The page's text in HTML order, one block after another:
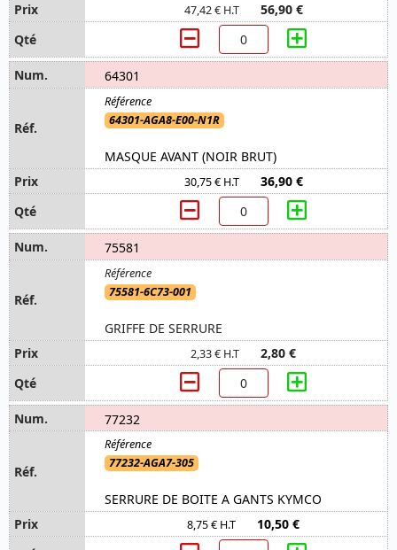
47,42 € H.T 56,90 €
64301
64301-AGA8-E00-N1R
MASQUE AVANT (NOIR BRUT)
30,75 € H.T 36,90 €
75581
75581-6C73-001
GRIFFE DE SERRURE
2,33 € H.T 2,80 €
77232
77232-AGA7-305
SERRURE DE BOITE A GANTS KYMCO
8,75 € H.T 10,50 €